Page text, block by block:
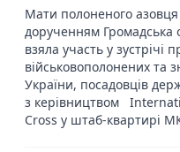
Мати полоненого
дорученням Громадська
взяла участь у зустрічі
військовополонених та
України, посадовців
з керівництвом
Cross у штаб-квартирі